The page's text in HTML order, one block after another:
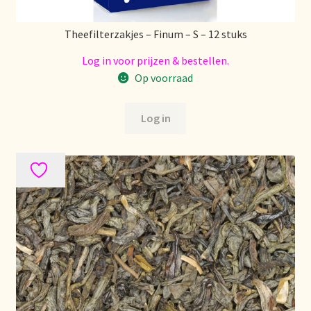
Onlineshop
Onze visie op thee
Ordering and delivery time
Organic certificates
Our vision on tea
Theefilterzakjes – Finum – S – 12 stuks
Log in voor prijzen & bestellen.
Op voorraad
Log in